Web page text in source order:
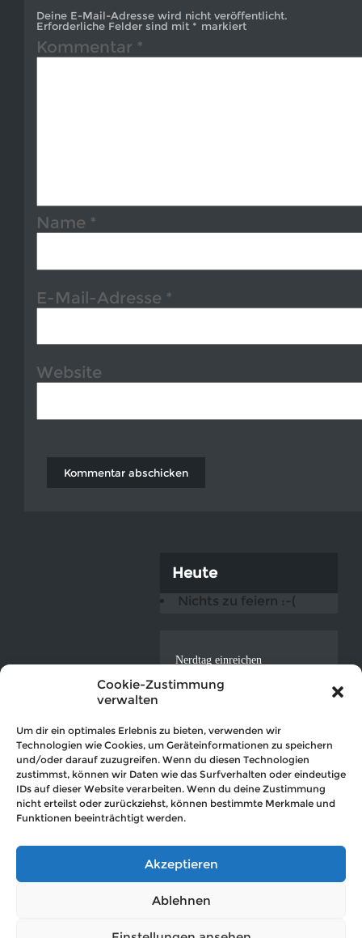
Cookie-Zustimmung
verwalten
Um dir ein optimales Erlebnis zu bieten, verwenden wir
Technologien wie Cookies, um Geräteinformationen zu speichern
und/oder darauf zuzugreifen. Wenn du diesen Technologien
zustimmst, können wir Daten wie das Surfverhalten oder eindeutige
IDs auf dieser Website verarbeiten. Wenn du deine Zustimmung
nicht erteilst oder zurückziehst, können bestimmte Merkmale und
Funktionen beeinträchtigt werden.
Akzeptieren
Ablehnen
Deine E-Mail-Adresse wird nicht veröffentlicht.
Erforderliche Felder sind mit * markiert
Kommentar *
Name *
E-Mail-Adresse *
Website
Heute
Nichts zu feiern :-(
Nerdtag einreichen
ICAL-Feed
© 2022 Der Nerdkalender (hosted by